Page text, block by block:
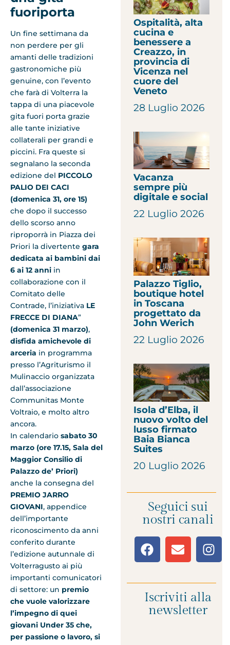
fuoriporta
Un fine settimana da
non perdere per gli
amanti delle tradizioni
gastronomiche più
genuine, con l’evento
che farà di Volterra la
tappa di una piacevole
gita fuori porta grazie
alle tante iniziative
collaterali per grandi e
piccini. Fra queste si
segnalano la seconda
edizione del PICCOLO
PALIO DEI CACI
(domenica 31, ore 15)
che dopo il successo
dello scorso anno
riproporrà in Piazza dei
Priori la divertente gara
dedicata ai bambini dai
6 ai 12 anni in
collaborazione con il
Comitato delle
Contrade, l’iniziativa LE
FRECCE DI DIANA”
(domenica 31 marzo),
disfida amichevole di
arceria in programma
presso l’Agriturismo il
Mulinaccio organizzata
dall’associazione
Communitas Monte
Voltraio, e molto altro
ancora.
In calendario sabato 30
marzo (ore 17.15, Sala del
Maggior Consilio di
Palazzo de’ Priori)
anche la consegna del
PREMIO JARRO
GIOVANI, appendice
dell’importante
riconoscimento da anni
conferito durante
l’edizione autunnale di
Volterragusto ai più
importanti comunicatori
di settore: un premio
che vuole valorizzare
l’impegno di quei
giovani Under 35 che,
per passione o lavoro, si
Ospitalità, alta
cucina e
benessere a
Creazzo, in
provincia di
Vicenza nel
cuore del
Veneto
28 Luglio 2026
Vacanza
sempre più
digitale e social
22 Luglio 2026
Palazzo Tiglio,
boutique hotel
in Toscana
progettato da
John Werich
22 Luglio 2026
Isola d’Elba, il
nuovo volto del
lusso firmato
Baia Bianca
Suites
20 Luglio 2026
Seguici sui
nostri canali
Iscriviti alla
newsletter